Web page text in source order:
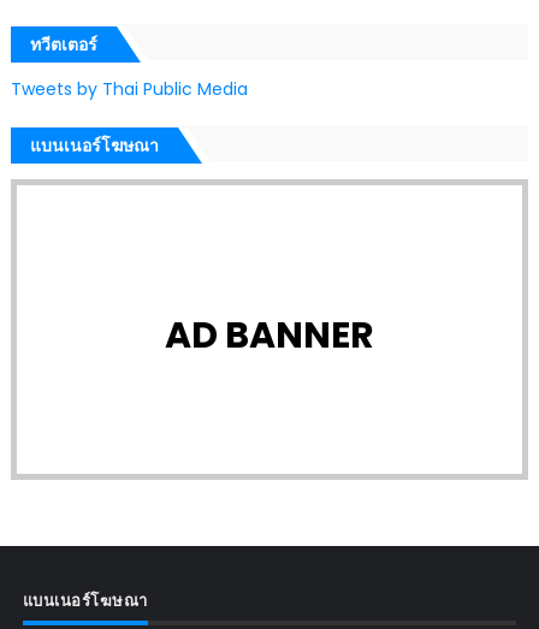
ทวีตเตอร์
Tweets by Thai Public Media
แบนเนอร์โฆษณา
AD BANNER
แบนเนอร์โฆษณา